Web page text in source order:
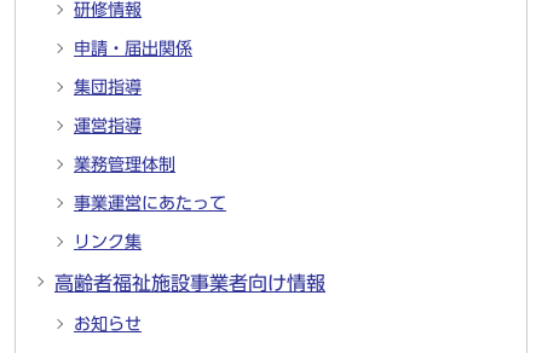
研修情報
申請・届出関係
集団指導
運営指導
業務管理体制
事業運営にあたって
リンク集
高齢者福祉施設事業者向け情報
お知らせ